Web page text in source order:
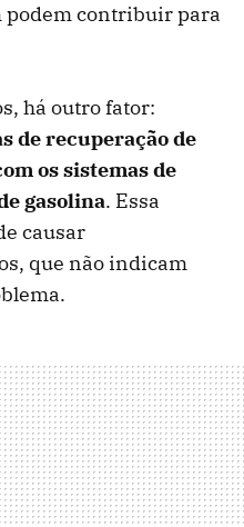
podem contribuir para
há outro fator:
de recuperação de
os sistemas de
gasolina. Essa
causar
que não indicam